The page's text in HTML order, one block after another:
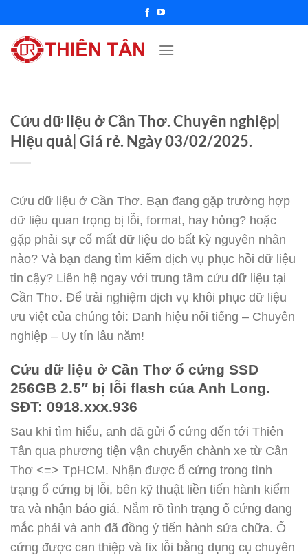
đến
nội
dung
Cứu dữ liệu ở Cần Thơ. Chuyên nghiệp|
Hiệu quả| Giá rẻ. Ngày 03/02/2025.
Cứu dữ liệu ở Cần Thơ. Bạn đang gặp trường hợp
dữ liệu quan trọng bị lỗi, format, hay hỏng? hoặc
gặp phải sự cố mất dữ liệu do bất kỳ nguyên nhân
nào? Và bạn đang tìm kiếm dịch vụ phục hồi dữ liệu
tin cậy? Liên hệ ngay với trung tâm cứu dữ liệu tại
Cần Thơ. Để trải nghiệm dịch vụ khôi phục dữ liệu
ưu việt của chúng tôi: Danh hiệu nổi tiếng – Chuyên
nghiệp – Uy tín lâu năm!
Cứu dữ liệu ở Cần Thơ ổ cứng SSD
256GB 2.5″ bị lỗi flash của Anh Long.
SĐT: 0918.xxx.936
Sau khi tìm hiểu, anh đã gửi ổ cứng đến tới Thiên
Tân qua phương tiện vận chuyển chành xe từ Cần
Thơ <=> TpHCM. Nhận được ổ cứng trong tình
trạng ổ cứng bị lỗi, bên kỹ thuật liền tiến hành kiểm
tra và nhận báo giá. Nắm rõ tình trạng ổ cứng đang
mắc phải và anh đã đồng ý tiến hành sửa chữa. Ổ
cứng được can thiệp và fix lỗi bằng dụng cụ chuyên